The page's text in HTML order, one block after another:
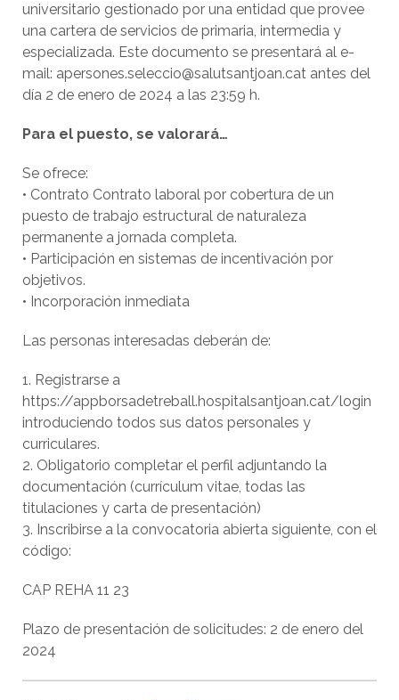
universitario gestionado por una entidad que provee
una cartera de servicios de primaria, intermedia y
especializada. Este documento se presentará al e-
mail: apersones.seleccio@salutsantjoan.cat antes del
día 2 de enero de 2024 a las 23:59 h.
Para el puesto, se valorará…
Se ofrece:
• Contrato Contrato laboral por cobertura de un
puesto de trabajo estructural de naturaleza
permanente a jornada completa.
• Participación en sistemas de incentivación por
objetivos.
• Incorporación inmediata
Las personas interesadas deberán de:
1. Registrarse a
https://appborsadetreball.hospitalsantjoan.cat/login
introduciendo todos sus datos personales y
curriculares.
2. Obligatorio completar el perfil adjuntando la
documentación (currículum vitae, todas las
titulaciones y carta de presentación)
3. Inscribirse a la convocatoria abierta siguiente, con el
código:
CAP REHA 11 23
Plazo de presentación de solicitudes: 2 de enero del
2024